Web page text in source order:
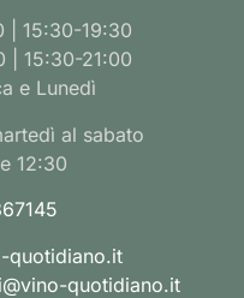
| 15:30-19:30
| 15:30-21:00
e Lunedì
al sabato
12:30
quotidiano.it
quotidiano.it